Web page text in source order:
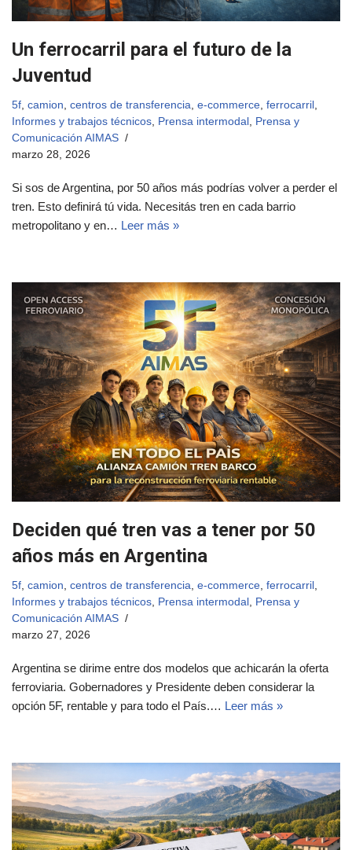
Un ferrocarril para el futuro de la
Juventud
5f, camion, centros de transferencia, e-commerce, ferrocarril ,
Informes y trabajos técnicos, Prensa intermodal , Prensa y
Comunicación AIMAS
marzo 28, 2026
Si sos de Argentina, por 50 años más podrías volver a perder el
tren. Esto definirá tú vida. Necesitás tren en cada barrio
metropolitano y en… Leer más »
Deciden qué tren vas a tener por 50
años más en Argentina
5f camion centros de transferencia e-commerce ferrocarril
Informes y trabajos técnicos Prensa intermodal Prensa y
Comunicación AIMAS
marzo 27, 2026
Argentina se dirime entre dos modelos que achicarán la oferta
ferroviaria. Gobernadores y Presidente deben considerar la
opción 5F, rentable y para todo el País.… Leer más »